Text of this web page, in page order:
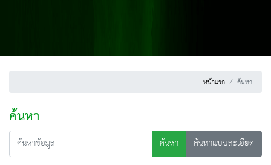
หน้าแรก ค้นหา
ค้นหา
ค้นหา
ค้นหาแบบละเอียด